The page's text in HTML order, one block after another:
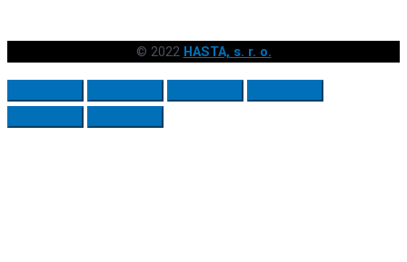
© 2022 HASTA, s. r. o.